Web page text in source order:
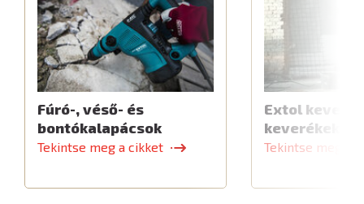
Fúró-, véső- és
bontókalapácsok
Tekintse meg a cikket
Extol
Tekintse meg a